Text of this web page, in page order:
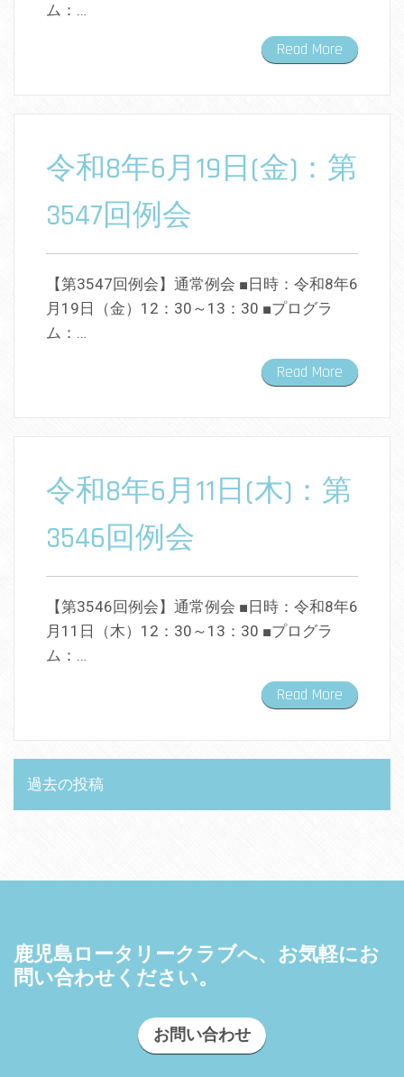
ム：…
Read More
令和8年6月19日(金)：第
3547回例会
【第3547回例会】通常例会 ■日時：令和8年6
月19日（金）12：30～13：30 ■プログラ
ム：…
Read More
令和8年6月11日(木)：第
3546回例会
【第3546回例会】通常例会 ■日時：令和8年6
月11日（木）12：30～13：30 ■プログラ
ム：…
Read More
投
稿
シ
ョ
過去の投稿
鹿児島ロータリークラブへ、お気軽にお
問い合わせください。
お問い合わせ